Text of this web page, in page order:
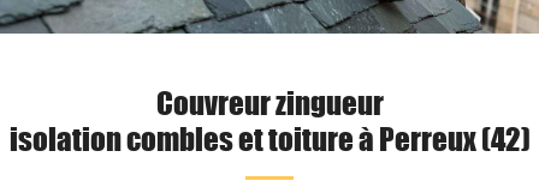
Couvreur zingueur
isolation combles et toiture à Perreux (42)